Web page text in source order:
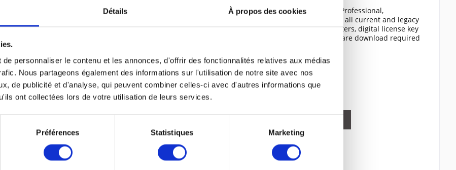
Détails À propos des cookies
personnaliser le contenu et les annonces, d'offrir des fonctionnalités relatives aux médias
Nous partageons également des informations sur l'utilisation de notre site avec nos
de publicité et d'analyse, qui peuvent combiner celles-ci avec d'autres informations que
ont collectées lors de votre utilisation de leurs services.
Préférences Statistiques Marketing
CardStudio 2.0 upgrade, from Standard
Prix sur demande
Comparer
Se souv.
CardStudio 2.0 Professional,
compatible with all current and legacy
Zebra card printers, digital license key
card, web software download required
867,47 €
Comparer